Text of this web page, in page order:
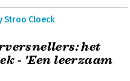
Stroo Cloeck
het
- 'Een leerzaam